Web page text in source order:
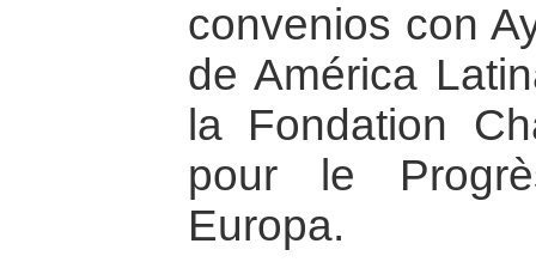
convenios con
de América
la Fondation
pour le
Europa.